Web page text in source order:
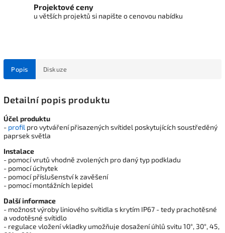
Projektové ceny
u větších projektů si napište o cenovou nabídku
Popis Diskuze
Detailní popis produktu
Účel produktu
- profil pro vytváření přisazených svítidel poskytujících soustředěný
paprsek světla
Instalace
- pomocí vrutů vhodně zvolených pro daný typ podkladu
- pomocí úchytek
- pomocí příslušenství k zavěšení
- pomocí montážních lepidel
Další informace
- možnost výroby liniového svítidla s krytím IP67 - tedy prachotěsné
a vodotěsné svítidlo
- regulace vložení vkladky umožňuje dosažení úhlů svitu 10°, 30°, 45,